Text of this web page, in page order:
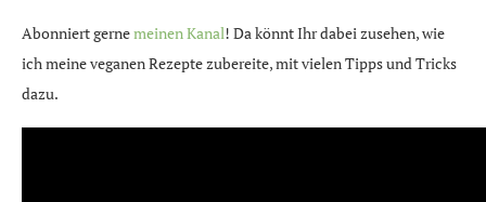
Abonniert gernemeinen Kanal! Da könnt Ihr dabei zusehen, wie
ich meine veganen Rezepte zubereite, mit vielen Tipps und Tricks
dazu.